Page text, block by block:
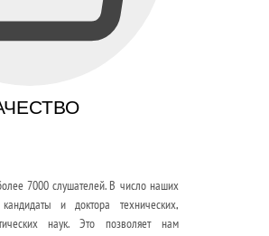
7000 слушателей. В число наших
и доктора технических,
наук. Это позволяет нам